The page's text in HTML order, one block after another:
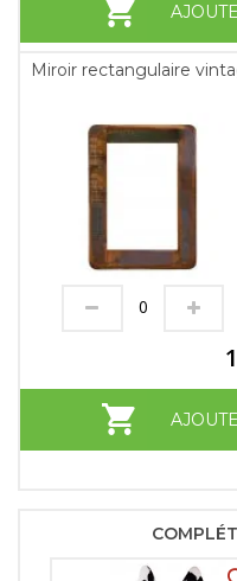
Miroir rectangulaire